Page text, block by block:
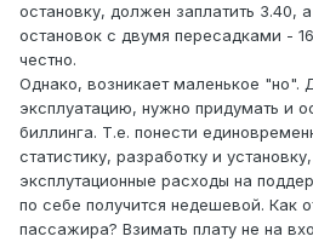
остановку, должен заплатить 3.40,
остановок с двумя пересадками -
честно.
Однако, возникает маленькое "но".
эксплуатацию, нужно придумать и
биллинга. Т.е. понести
статистику, разработку и
эксплутационные расходы на
по себе получится недешевой. Как
пассажира? Взимать плату не на